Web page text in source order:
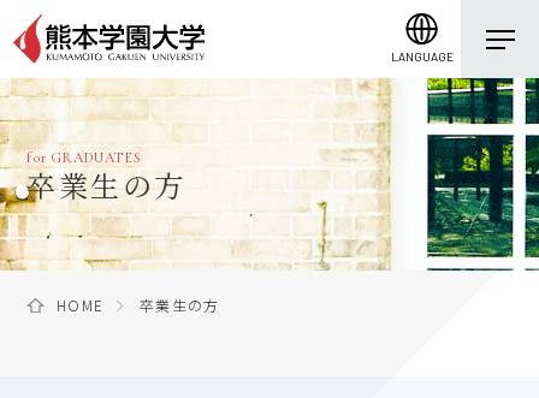
LANGUAGE
for GRADUATES
卒業生の方
HOME 卒業生の方